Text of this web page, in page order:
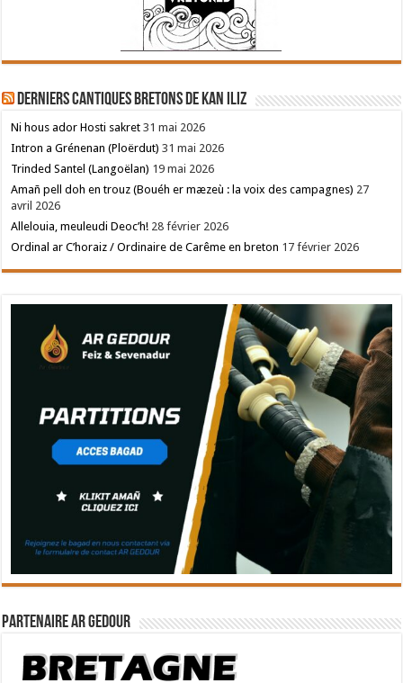
Derniers cantiques bretons de Kan Iliz
Ni hous ador Hosti sakret 31 mai 2026
Intron a Grénenan (Ploërdut) 31 mai 2026
Trinded Santel (Langoëlan) 19 mai 2026
Amañ pell doh en trouz (Bouéh er mæzeù : la voix des campagnes) 27
avril 2026
Allelouia, meuleudi Deoc’h! 28 février 2026
Ordinal ar C’horaiz / Ordinaire de Carême en breton 17 février 2026
Partenaire Ar Gedour